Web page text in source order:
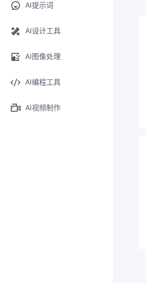
AI提示词
AI设计工具
AI图像处理
AI编程工具
AI视频制作